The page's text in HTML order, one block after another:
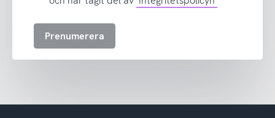
att
Prenumerera